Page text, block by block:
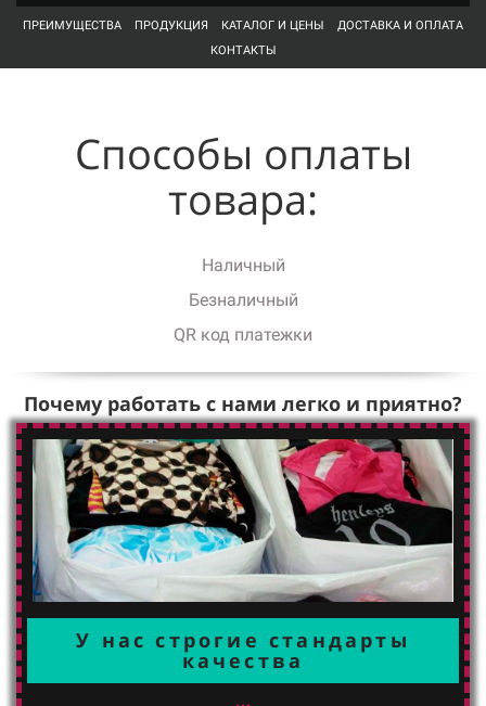
ПРЕИМУЩЕСТВА ПРОДУКЦИЯ КАТАЛОГ И ЦЕНЫ
ДОСТАВКА И ОПЛАТА
КОНТАКТЫ
Способы оплаты
товара:
Наличный
Безналичный
QR код платежки
Почему работать с нами легко и приятно?
У нас строгие стандарты
качества